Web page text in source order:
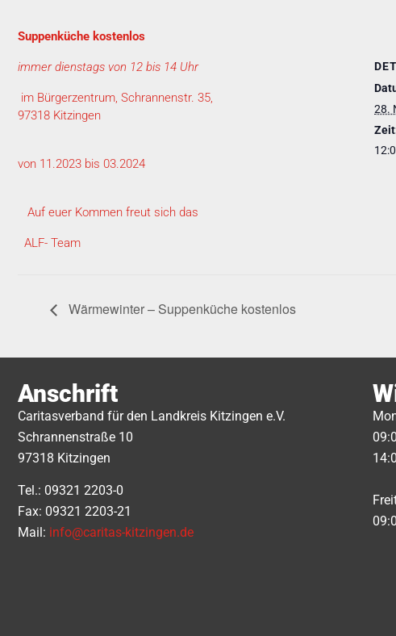
Suppenküche kostenlos
immer dienstags von 12 bis 14 Uhr
im Bürgerzentrum, Schrannenstr. 35,
97318 Kitzingen
von 11.2023 bis 03.2024
Auf euer Kommen freut sich das
ALF- Team
28.
Wärmewinter – Suppenküche kostenlos
Anschrift
Caritasverband für den Landkreis Kitzingen e.V.
Schrannenstraße 10
97318 Kitzingen
Tel.: 09321 2203-0
Fax: 09321 2203-21
Mail: info@caritas-kitzingen.de